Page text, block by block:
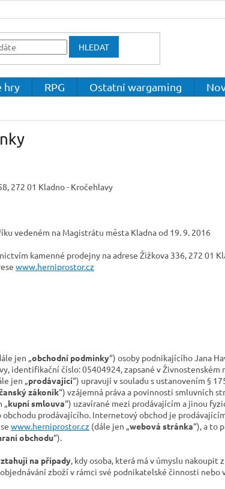
HLEDAT
hry RPG Ostatní wargaming
272 01 Kladno - Kročehlavy
vedeném na Magistrátu města Kladna od 19. 9. 2016
kamenné prodejny na adrese Žižkova 336, 272 01
www.herniprostor.cz
jen „obchodní podmínky“) osoby podnikajícího Jana
identifikační číslo: 05404924, zapsané v
jen „prodávající“) upravují v souladu s ustanovením §
zákoník“) vzájemná práva a povinnosti smluvních
„kupní smlouva“) uzavírané mezi prodávajícím a jinou
prodávajícího. Internetový obchod je
www.herniprostor.cz (dále jen „webová stránka“), a to
obchodu“).
na případy, kdy osoba, která má v úmyslu nakoupit
zboží v rámci své podnikatelské činnosti nebo